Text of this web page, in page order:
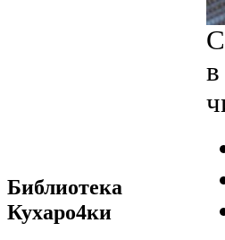
Библиотека
Кухаро4ки